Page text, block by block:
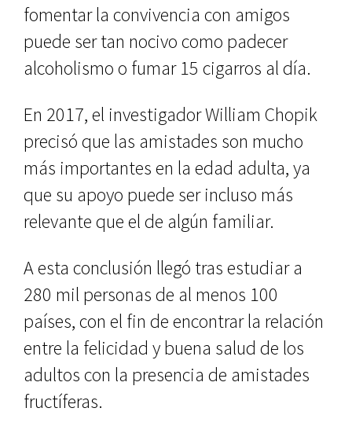
fomentar la convivencia con amigos
puede ser tan nocivo como padecer
alcoholismo o fumar 15 cigarros al día.
En 2017, el investigador William Chopik
precisó que las amistades son mucho
más importantes en la edad adulta, ya
que su apoyo puede ser incluso más
relevante que el de algún familiar.
A esta conclusión llegó tras estudiar a
280 mil personas de al menos 100
países, con el fin de encontrar la relación
entre la felicidad y buena salud de los
adultos con la presencia de amistades
fructíferas.